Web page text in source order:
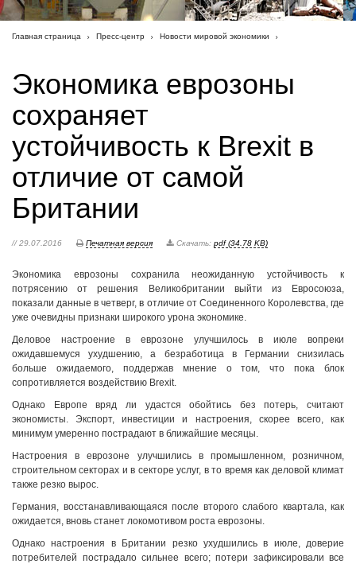
Главная страница Пресс-центр Новости мировой экономики
Экономика еврозоны
сохраняет
устойчивость к Brexit в
отличие от самой
Британии
// 29.07.2016 Печатная версия Скачать: pdf (34.78 KB)
Экономика еврозоны сохранила неожиданную устойчивость к
потрясению от решения Великобритании выйти из Евросоюза,
показали данные в четверг, в отличие от Соединенного Королевства, где
уже очевидны признаки широкого урона экономике.
Деловое настроение в еврозоне улучшилось в июле вопреки
ожидавшемуся ухудшению, а безработица в Германии снизилась
больше ожидаемого, поддержав мнение о том, что пока блок
сопротивляется воздействию Brexit.
Однако Европе вряд ли удастся обойтись без потерь, считают
экономисты. Экспорт, инвестиции и настроения, скорее всего, как
минимум умеренно пострадают в ближайшие месяцы.
Настроения в еврозоне улучшились в промышленном, розничном,
строительном секторах и в секторе услуг, в то время как деловой климат
также резко вырос.
Германия, восстанавливающаяся после второго слабого квартала, как
ожидается, вновь станет локомотивом роста еврозоны.
Однако настроения в Британии резко ухудшились в июле, доверие
потребителей пострадало сильнее всего; потери зафиксировали все